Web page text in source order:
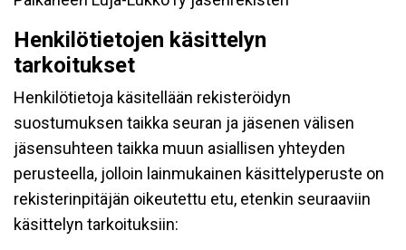
Henkilötietojen käsittelyn
tarkoitukset
Henkilötietoja käsitellään rekisteröidyn
suostumuksen taikka seuran ja jäsenen välisen
jäsensuhteen taikka muun asiallisen yhteyden
perusteella, jolloin lainmukainen käsittelyperuste on
rekisterinpitäjän oikeutettu etu, etenkin seuraaviin
käsittelyn tarkoituksiin: